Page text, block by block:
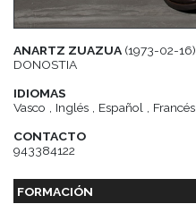
ANARTZ ZUAZUA (1973-02-16)
DONOSTIA
IDIOMAS
Vasco , Inglés , Español , Francés
CONTACTO
943384122
FORMACIÓN